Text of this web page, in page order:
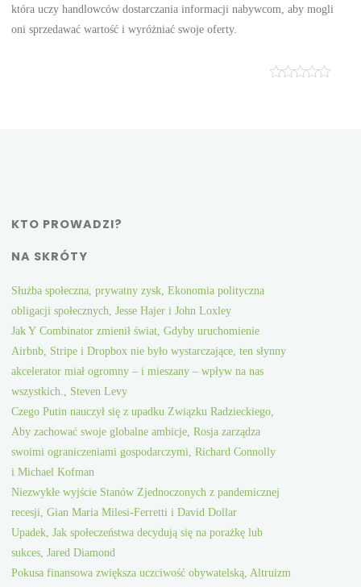
która uczy handlowców dostarczania informacji nabywcom, aby mogli
oni sprzedawać wartość i wyróżniać swoje oferty.
KTO PROWADZI?
NA SKRÓTY
Służba społeczna, prywatny zysk, Ekonomia polityczna
obligacji społecznych, Jesse Hajer i John Loxley
Jak Y Combinator zmienił świat, Gdyby uruchomienie
Airbnb, Stripe i Dropbox nie było wystarczające, ten słynny
akcelerator miał ogromny – i mieszany – wpływ na nas
wszystkich., Steven Levy
Czego Putin nauczył się z upadku Związku Radzieckiego,
Aby zachować swoje globalne ambicje, Rosja zarządza
swoimi ograniczeniami gospodarczymi, Richard Connolly
i Michael Kofman
Niezwykłe wyjście Stanów Zjednoczonych z pandemicznej
recesji, Gian Maria Milesi-Ferretti i David Dollar
Upadek, Jak społeczeństwa decydują się na porażkę lub
sukces, Jared Diamond
Pokusa finansowa zwiększa uczciwość obywatelską, Altruizm